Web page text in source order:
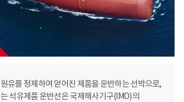
유를 정제하여 얻어진 제품을 운반하는 선박으로,
석유제품 운반선은 국제해사기구(IMO)의